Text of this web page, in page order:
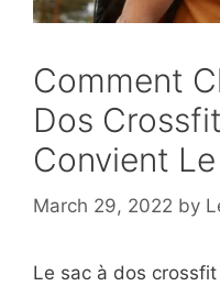
Comment
Dos
Convient
March 29, 2022 by
Le sac à dos